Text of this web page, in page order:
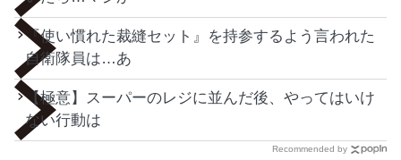
『使い慣れた裁縫セット』を持参するよう言われた
自衛隊員は…あ
【極意】スーパーのレジに並んだ後、やってはいけ
ない行動は
Recommended by